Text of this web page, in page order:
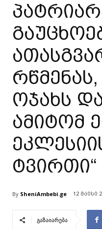
ოჯახს
ამიტომ
ტვირთი“
By SheniAmbebi.ge 12 მაისი
გაზაიარება